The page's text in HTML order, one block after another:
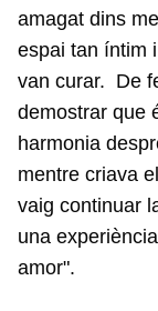
amagat dins
espai tan íntim
van curar. De
demostrar que
harmonia
mentre criava
vaig continuar
una
amor".